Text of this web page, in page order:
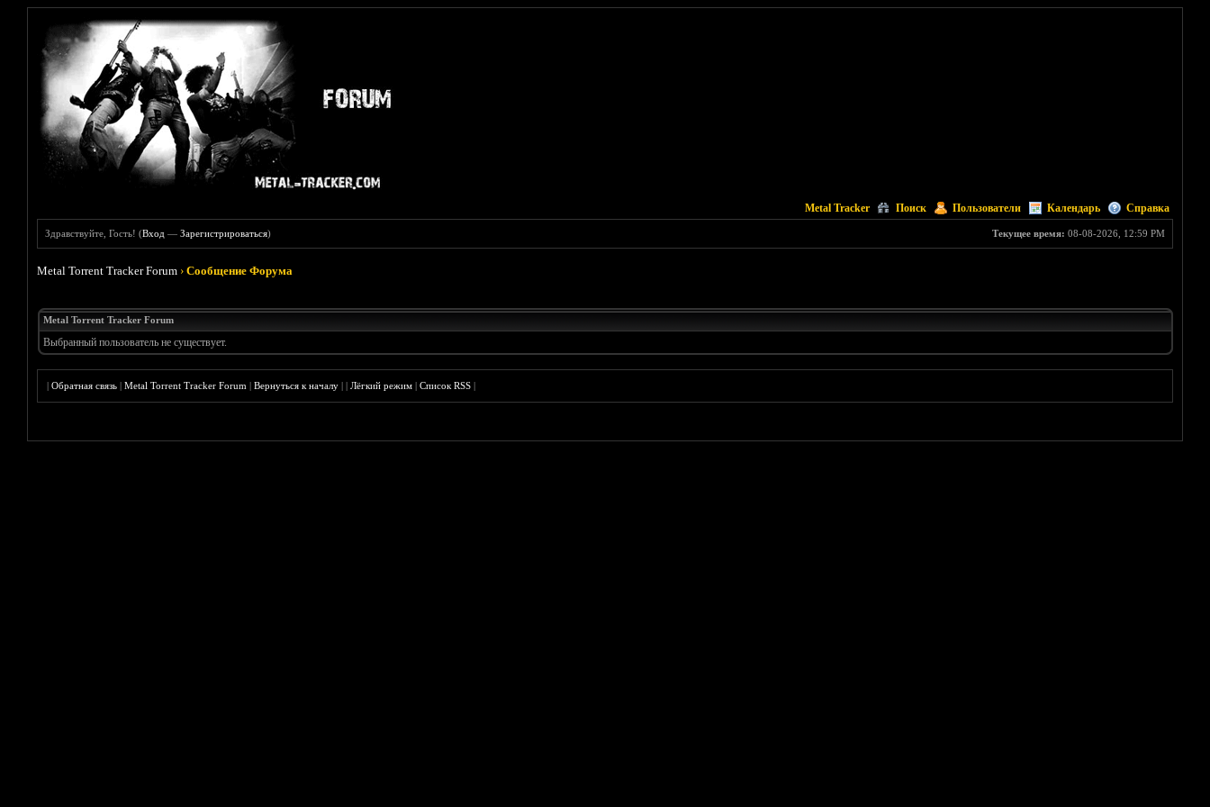
Metal Tracker Поиск Пользователи Календарь Справка
Текущее время: 08-08-2026, 12:59 PM
Здравствуйте, Гость! (Вход —Зарегистрироваться)
Metal Torrent Tracker Forum ›Сообщение Форума
Metal Torrent Tracker Forum
Выбранный пользователь не существует.
|Обратная связь |Metal Torrent Tracker Forum |Вернуться к началу ||Лёгкий режим |Список RSS |